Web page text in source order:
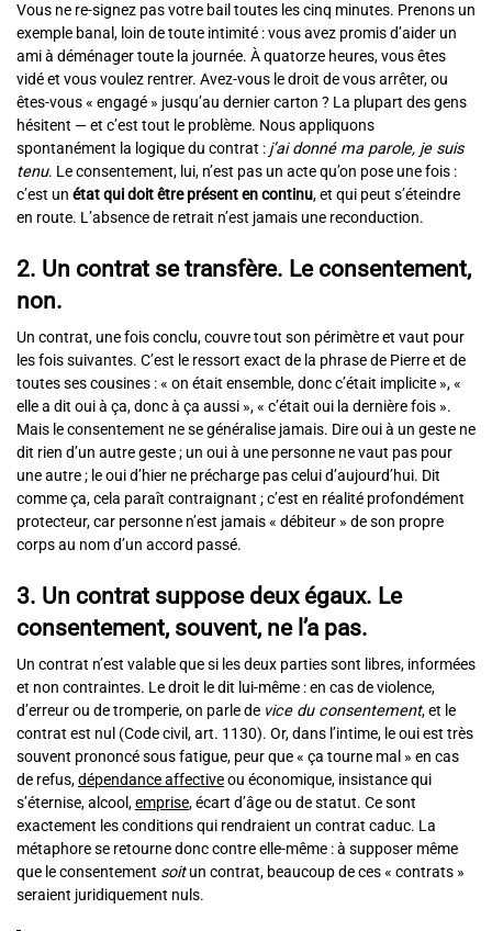
Vous ne re-signez pas votre bail toutes les cinq minutes. Prenons un
exemple banal, loin de toute intimité : vous avez promis d’aider un
ami à déménager toute la journée. À quatorze heures, vous êtes
vidé et vous voulez rentrer. Avez-vous le droit de vous arrêter, ou
êtes-vous « engagé » jusqu’au dernier carton ? La plupart des gens
hésitent — et c’est tout le problème. Nous appliquons
spontanément la logique du contrat : j’ai donné ma parole, je suis
tenu. Le consentement, lui, n’est pas un acte qu’on pose une fois :
c’est un état qui doit être présent en continu, et qui peut s’éteindre
en route. L’absence de retrait n’est jamais une reconduction.
2. Un contrat se transfère. Le consentement,
non.
Un contrat, une fois conclu, couvre tout son périmètre et vaut pour
les fois suivantes. C’est le ressort exact de la phrase de Pierre et de
toutes ses cousines : « on était ensemble, donc c’était implicite », «
elle a dit oui à ça, donc à ça aussi », « c’était oui la dernière fois ».
Mais le consentement ne se généralise jamais. Dire oui à un geste ne
dit rien d’un autre geste ; un oui à une personne ne vaut pas pour
une autre ; le oui d’hier ne précharge pas celui d’aujourd’hui. Dit
comme ça, cela paraît contraignant ; c’est en réalité profondément
protecteur, car personne n’est jamais « débiteur » de son propre
corps au nom d’un accord passé.
3. Un contrat suppose deux égaux. Le
consentement, souvent, ne l’a pas.
Un contrat n’est valable que si les deux parties sont libres, informées
et non contraintes. Le droit le dit lui-même : en cas de violence,
d’erreur ou de tromperie, on parle de vice du consentement, et le
contrat est nul (Code civil, art. 1130). Or, dans l’intime, le oui est très
souvent prononcé sous fatigue, peur que « ça tourne mal » en cas
de refus,dépendance affectiveou économique, insistance qui
s’éternise, alcool,emprise, écart d’âge ou de statut. Ce sont
exactement les conditions qui rendraient un contrat caduc. La
métaphore se retourne donc contre elle-même : à supposer même
que le consentement soitun contrat, beaucoup de ces « contrats »
seraient juridiquement nuls.